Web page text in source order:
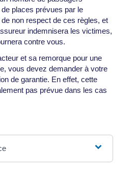
places prévues par le
non respect de ces règles, et
indemnisera les victimes,
contre vous.
et sa remorque pour une
vous devez demander à votre
de garantie. En effet, cette
pas prévue dans les cas